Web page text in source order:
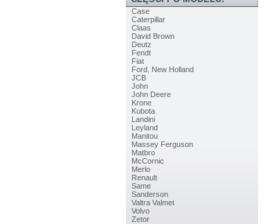
Case
Caterpillar
Claas
David Brown
Deutz
Fendt
Fiat
Ford, New Holland
JCB
John
John Deere
Krone
Kubota
Landini
Leyland
Manitou
Massey Ferguson
Matbro
McCornic
Merlo
Renault
Same
Sanderson
Valtra Valmet
Volvo
Zetor